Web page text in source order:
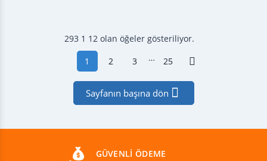
293 1 12 olan öğeler gösteriliyor.
1
2 3 … 25
Sayfanın başına dön 
GÜVENLI ÖDEME